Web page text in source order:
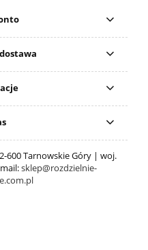
600 Tarnowskie Góry | woj.
sklep@rozdzielnie-